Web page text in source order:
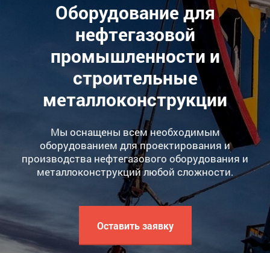
Оборудование для
нефтегазовой
промышленности и
строительные
металлоконструкции
Мы оснащены всем необходимым
оборудованием для проектирования и
производства нефтегазового оборудования и
металлоконструкций любой сложности.
Оставить заявку